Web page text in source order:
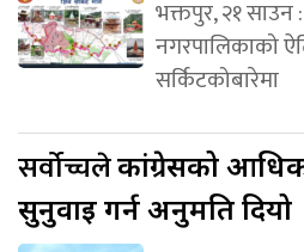
भक्तपुर, २१ साउन
नगरपालिकाको
सर्किटकोबारेमा
सर्वोच्चलेकांग्रेसको
सुनुवाइ गर्न अनुमति दियो